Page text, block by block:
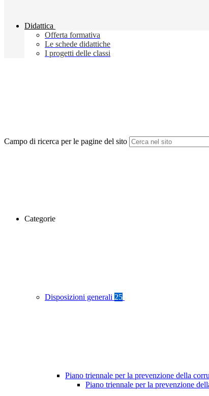
Didattica
Offerta formativa
Le schede didattiche
I progetti delle classi
Campo di ricerca per le pagine del sito
Categorie
Disposizioni generali 25
Piano triennale per la prevenzione della
Piano triennale per la prevenzione